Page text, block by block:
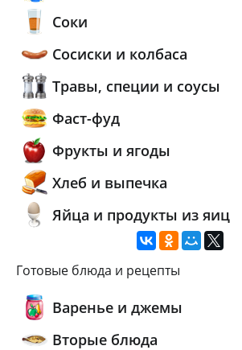
Соки
Сосиски и колбаса
Травы, специи и соусы
Фаст-фуд
Фрукты и ягоды
Хлеб и выпечка
Яйца и продукты из яиц
Готовые блюда и рецепты
Варенье и джемы
Вторые блюда